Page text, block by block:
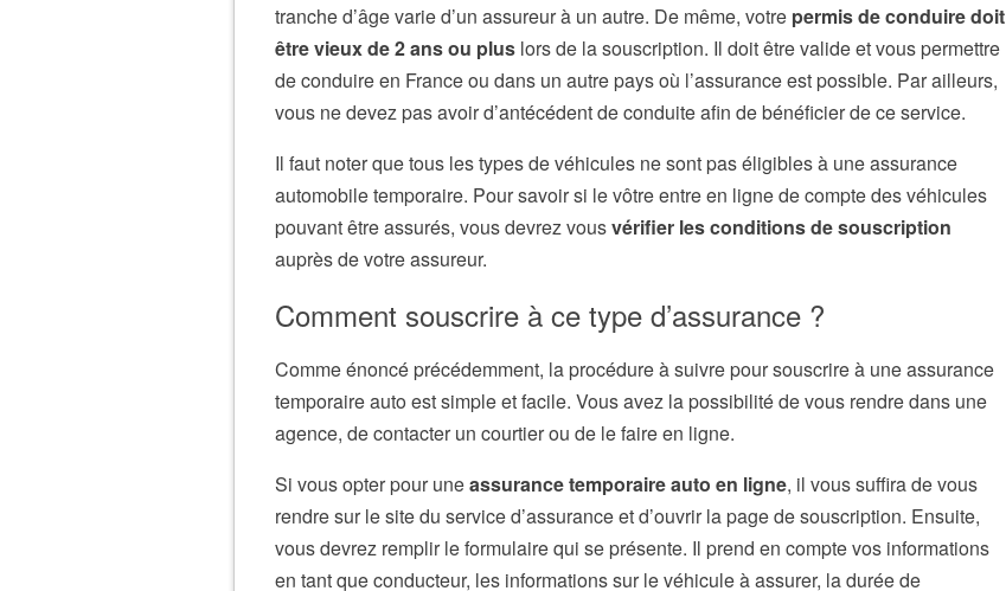
tranche d’âge varie d’un assureur à un autre. De même, votre permis de conduire doit
être vieux de 2 ans ou plus lors de la souscription. Il doit être valide et vous permettre
de conduire en France ou dans un autre pays où l’assurance est possible. Par ailleurs,
vous ne devez pas avoir d’antécédent de conduite afin de bénéficier de ce service.
Il faut noter que tous les types de véhicules ne sont pas éligibles à une assurance
automobile temporaire. Pour savoir si le vôtre entre en ligne de compte des véhicules
pouvant être assurés, vous devrez vousvérifier les conditions de souscription
auprès de votre assureur.
Comment souscrire à ce type d’assurance ?
Comme énoncé précédemment, la procédure à suivre pour souscrire à une assurance
temporaire auto est simple et facile. Vous avez la possibilité de vous rendre dans une
agence, de contacter un courtier ou de le faire en ligne.
Si vous opter pour uneassurance temporaire auto en ligne, il vous suffira de vous
rendre sur le site du service d’assurance et d’ouvrir la page de souscription. Ensuite,
vous devrez remplir le formulaire qui se présente. Il prend en compte vos informations
en tant que conducteur, les informations sur le véhicule à assurer, la durée de